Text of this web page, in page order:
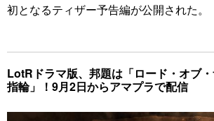
初となるティザー予告編が公開された。
LotRドラマ版、邦題は「ロード・オブ
指輪」！9月2日からアマプラで配信